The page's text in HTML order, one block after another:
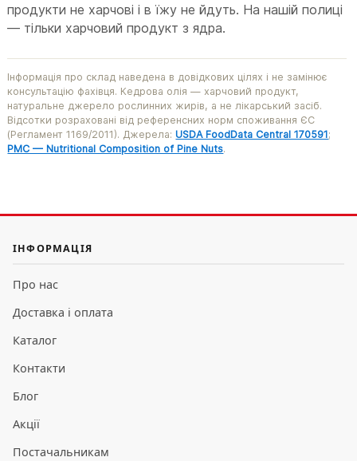
продукти не харчові і в їжу не йдуть. На нашій полиці
— тільки харчовий продукт з ядра.
Інформація про склад наведена в довідкових цілях і не замінює
консультацію фахівця. Кедрова олія — харчовий продукт,
натуральне джерело рослинних жирів, а не лікарський засіб.
Відсотки розраховані від референсних норм споживання ЄС
(Регламент 1169/2011). Джерела:USDA FoodData Central 170591;
PMC — Nutritional Composition of Pine Nuts.
ІНФОРМАЦІЯ
Про нас
Доставка і оплата
Каталог
Контакти
Блог
Акції
Постачальникам